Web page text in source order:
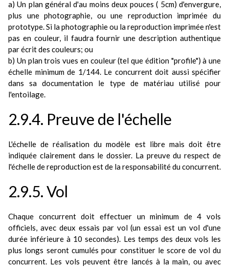
a) Un plan général d'au moins deux pouces ( 5cm) d'envergure,
plus une photographie, ou une reproduction imprimée du
prototype. Si la photographie ou la reproduction imprimée n'est
pas en couleur, il faudra fournir une description authentique
par écrit des couleurs; ou
b) Un plan trois vues en couleur (tel que édition "profile") à une
échelle minimum de 1/144. Le concurrent doit aussi spécifier
dans sa documentation le type de matériau utilisé pour
l'entoilage.
2.9.4. Preuve de l'échelle
L'échelle de réalisation du modèle est libre mais doit être
indiquée clairement dans le dossier. La preuve du respect de
l'échelle de reproduction est de la responsabilité du concurrent.
2.9.5. Vol
Chaque concurrent doit effectuer un minimum de 4 vols
officiels, avec deux essais par vol (un essai est un vol d'une
durée inférieure à 10 secondes). Les temps des deux vols les
plus longs seront cumulés pour constituer le score de vol du
concurrent. Les vols peuvent être lancés à la main, ou avec